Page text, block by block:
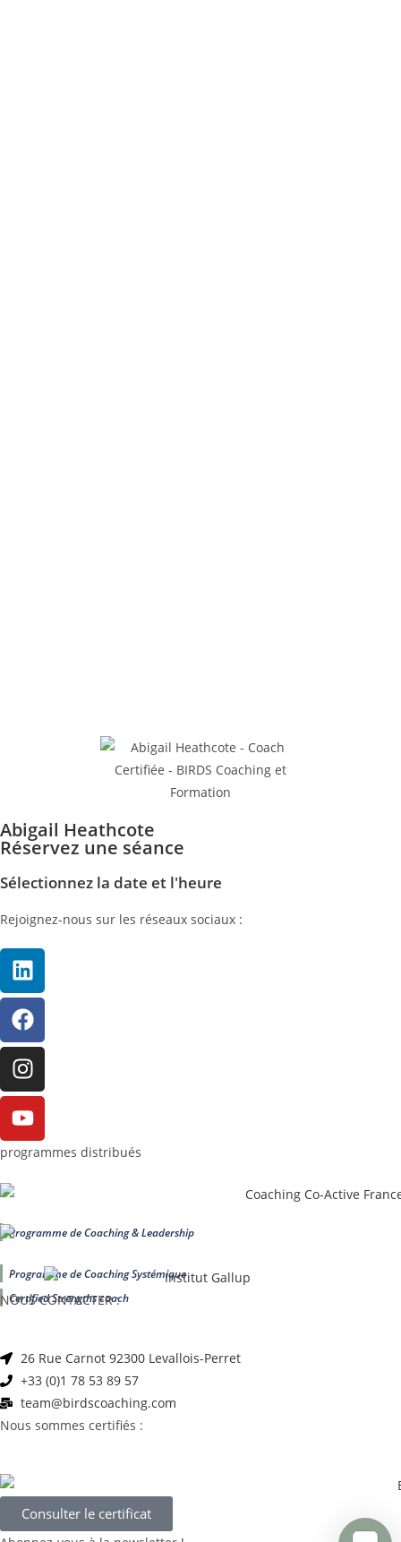
Abigail Heathcote
Réservez une séance
Sélectionnez la date et l'heure
Rejoignez-nous sur les réseaux sociaux :
programmes distribués
Programme de Coaching & Leadership
Programme de Coaching Systémique
Certified Strengths coach
NOUS CONTACTER :
26 Rue Carnot 92300 Levallois-Perret
+33 (0)1 78 53 89 57
team@birdscoaching.com
Nous sommes certifiés :
Consulter le certificat